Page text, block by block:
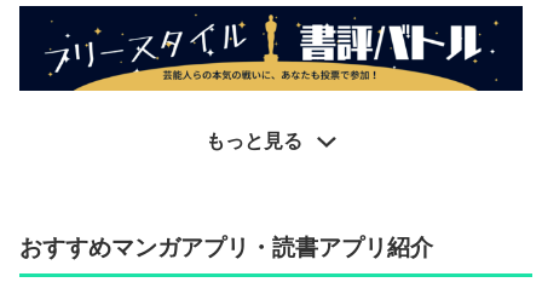
もっと見る
おすすめマンガアプリ・読書アプリ紹介